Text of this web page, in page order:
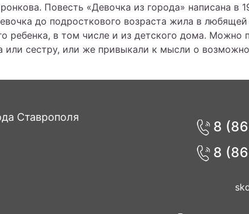
Повесть «Девочка из города» написана в
до подросткового возраста жила в
ребенка, в том числе и из детского дома. Можно
или сестру, или же привыкали к мысли о
Ставрополя
8
8